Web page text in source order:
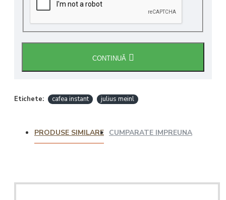
CONTINUĂ
Etichete: cafea instant julius meinl
PRODUSE SIMILARE CUMPARATE IMPREUNA